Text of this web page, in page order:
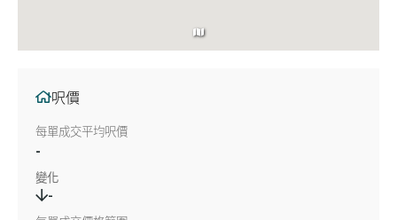
呎價
每單成交平均呎價
-
變化
-